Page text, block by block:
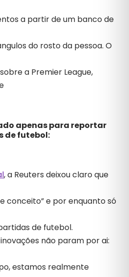
a partir de um banco de
do rosto da pessoa. O
a Premier League,
apenas para reportar
de futebol:
, a Reuters deixou claro que
conceito” e por enquanto só
de futebol.
não param por ai:
estamos realmente